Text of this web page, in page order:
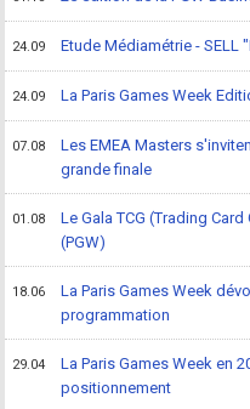
24.09 Etude Médiamétrie - SELL
24.09 La Paris Games Week
07.08
Les EMEA Masters
grande finale
01.08
Le Gala TCG (Trading
(PGW)
18.06
La Paris Games Week
programmation
29.04
La Paris Games Week en
positionnement